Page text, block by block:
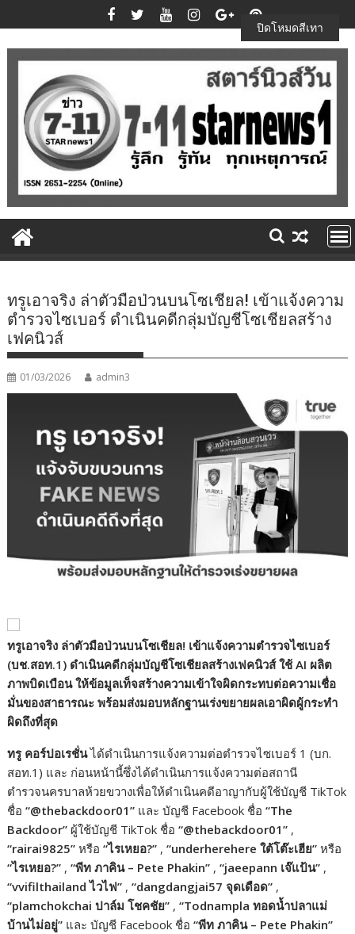
to
content
ทรูเอาจริง ล่าตัวมือป่วนบนโซเชียล! เข้าแจ้งความ
ตำรวจไซเบอร์ ดำเนินคดีกลุ่มบัญชีโซเชียลสร้าง
เฟคนิวส์
01/03/2026 admin3
ทรูเอาจริง ล่าตัวมือป่วนบนโซเชียล! เข้าแจ้งความตำรวจไซเบอร์
(บช.สอท.1) ดำเนินคดีกลุ่มบัญชีโซเชียลสร้างเฟคนิวส์ ใช้ AI ผลิต
ภาพบิดเบือน ให้ข้อมูลเท็จสร้างความเข้าใจผิดกระทบต่อความเชื่อ
มั่นของสาธารณะ พร้อมส่งมอบหลักฐานเร่งขยายผลเอาผิดผู้กระทำ
ผิดถึงที่สุด
ทรู คอร์ปอเรชั่นได้ดำเนินการแจ้งความต่อตำรวจไซเบอร์ 1 (บก.
สอท.1) และ ก่อนหน้านี้ซึ่งได้ดำเนินการแจ้งความต่อสถานี
ตำรวจนครบาลห้วยขวางเพื่อให้ดำเนินคดีอาญากับผู้ใช้บัญชี TikTok
ชื่อ“@thebackdoor01” และ บัญชี Facebook ชื่อ“The
Backdoor” ผู้ใช้บัญชี TikTok ชื่อ“@thebackdoor01” ,
“rairai9825” หรือ“ไรเหยอ?” ,“underherehereใต้โต๊ะเฮีย” หรือ
“ไรเหยอ?” ,“พีท ภาคิน – Pete Phakin” ,“jaeepann เจ๊แป้น” ,
“vvifilthailandไวไฟ” ,“dangdangjai57 จุดเดือด” ,
“plamchokchaiปาล์ม โชคชัย” ,“Todnamplaทอดน้ำปลาแม่
บ้านไม่อยู่” และ บัญชี Facebook ชื่อ“พีท ภาคิน – Pete Phakin”
ปิดโหมดสีเทา